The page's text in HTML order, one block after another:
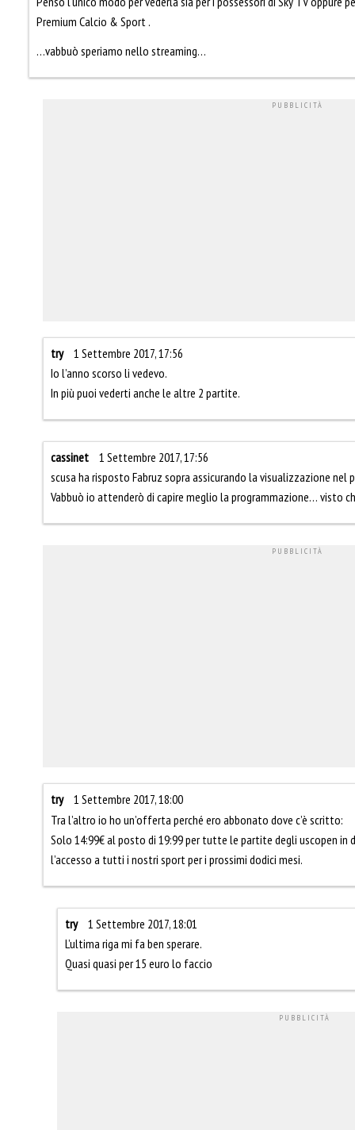
Premium Calcio & Sport .
…vabbuò speriamo nello streaming…
try
1 Settembre 2017, 17:56
Io l’anno scorso li vedevo.
In più puoi vederti anche le altre 2 partite.
cassinet
1 Settembre 2017, 17:56
scusa ha risposto Fabruz sopra assicurando la visualizzazione nel
Vabbuò io attenderò di capire meglio la programmazione… visto
try
1 Settembre 2017, 18:00
Tra l’altro io ho un’offerta perché ero abbonato dove c’è scritto:
Solo 14:99€ al posto di 19:99 per tutte le partite degli uscopen in
l’accesso a tutti i nostri sport per i prossimi dodici mesi.
try
1 Settembre 2017, 18:01
L’ultima riga mi fa ben sperare.
Quasi quasi per 15 euro lo faccio